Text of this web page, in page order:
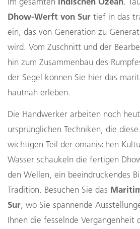
Dhow-Werft von Sur tief in das
ein, das von Generation zu
wird. Vom Zuschnitt und der
hin zum Zusammenbau des
der Segel können Sie hier das
hautnah erleben.
Die Handwerker arbeiten noch
ursprünglichen Techniken, die
wichtigen Teil der omanischen
Wasser schaukeln die fertigen
den Wellen, ein beeindruckendes
Tradition. Besuchen Sie das
Sur , wo Sie spannende
Ihnen die fesselnde Vergangenheit